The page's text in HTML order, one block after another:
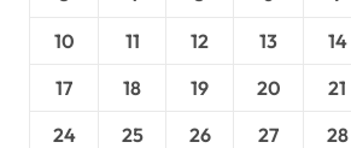
10
11 12 13 14
17
18 19 20 21
24
25 26 27 28